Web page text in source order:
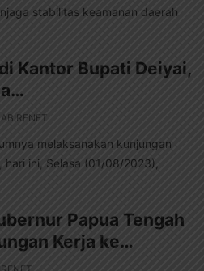
stabilitas keamanan daerah
Kantor Bupati Deiyai,
melaksanakan kunjungan
ini, Selasa (01/08/2023),
Papua Tengah
Kerja ke…